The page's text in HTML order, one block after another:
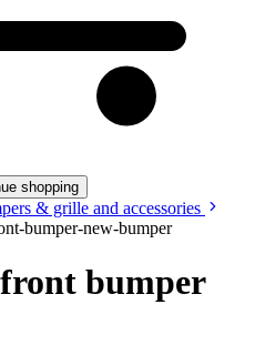
shopping
& grille and accessories
bumper-new-bumper
bumper